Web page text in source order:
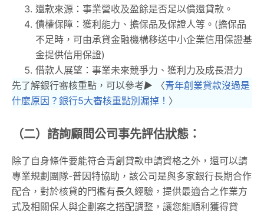
還款來源：事業營收及盈餘是否足以償還貸款。
債權保障：獲利能力、擔保品及保證人等。(擔保品
不足時，可由承貸金融機構移送中小企業信用保證基
金提供信用保證)
借款人展望：事業未來競爭力、獲利力及成長潛力
先了解銀行審核重點，可以參考▶︎ 〈青年創業貸款沒過是
什麼原因？銀行5大審核重點別漏掉！ 〉
（二）諮詢顧問公司事先評估狀態：
除了自身條件要能符合青創貸款申請資格之外，還可以請
專業規劃團隊-普因特協助，該公司是與多家銀行長期合作
配合，對於核貸的門檻有長久經驗，提供最適合之作業方
式及相關保人與企劃案之搭配調整，讓您能順利獲得貸